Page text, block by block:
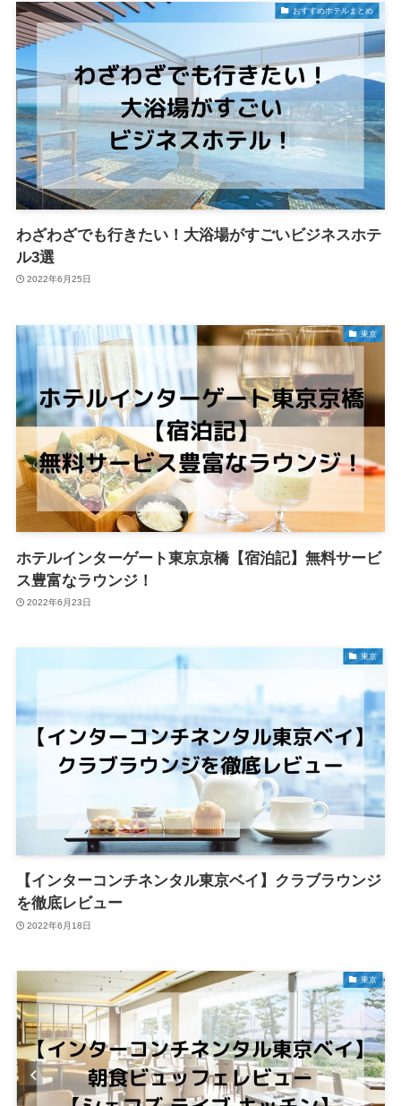
おすすめホテルまとめ
わざわざでも行きたい！大浴場がすごいビジネスホテ
ル3選
2022年6月25日
東京
ホテルインターゲート東京京橋【宿泊記】無料サービ
ス豊富なラウンジ！
2022年6月23日
東京
【インターコンチネンタル東京ベイ】クラブラウンジ
を徹底レビュー
2022年6月18日
東京